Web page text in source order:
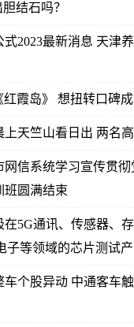
结石吗？
2023最新消息 天津
红霞岛》 想扭转口碑
上天竺山看日出 两名
网信系统学习宣传贯
班圆满结束
5G通讯、传感器、
子等领域的芯片测试
个股异动 中通客车